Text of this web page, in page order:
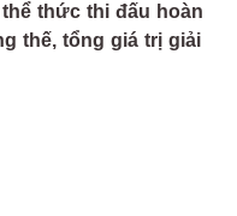
thức thi đấu hoàn
thế, tổng giá trị giải